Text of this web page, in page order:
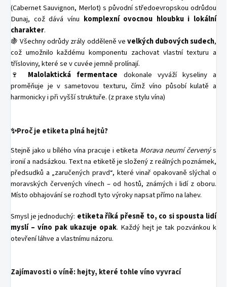
(Cabernet Sauvignon, Merlot) s původní středoevropskou odrůdou
Dunaj, což dává vínu komplexní ovocnou hloubku i lokální
charakter.
🍇 Všechny odrůdy zrály odděleně vevelkých dubových sudech,
což umožnilo každému komponentu zachovat vlastní texturu a
třísloviny, které se v cuvée jemně prolínají.
🍷 Malolaktická fermentace dokonale vyváží kyseliny a
proměňuje je v sametovou texturu, čímž víno působí kulatě a
harmonicky i při vyšší struktuře. (z praxe stylu vína)
✨Proč je etiketa plná hejtů?
Stejně jako u bílého vína pracuje i etiketa Morava neumí červenýs
ironií a nadsázkou. Text na etiketě je složený z reálných poznámek,
předsudků a „zaručených pravd“, které vinař opakovaně slýchal o
moravských červených vínech – od hostů, známých i lidí z oboru.
Místo obhajování se rozhodl tyto výroky napsat přímo na lahev.
Smysl je jednoduchý: etiketa říká přesně to, co si spousta lidí
myslí – víno pak ukazuje opak. Každý hejt je tak pozvánkou k
otevření láhve a vlastnímu názoru.
Zajímavosti o víně: hejty, které tohle víno vyvrací